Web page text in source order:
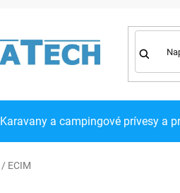
Karavany a campingové prívesy a
/ ECIM